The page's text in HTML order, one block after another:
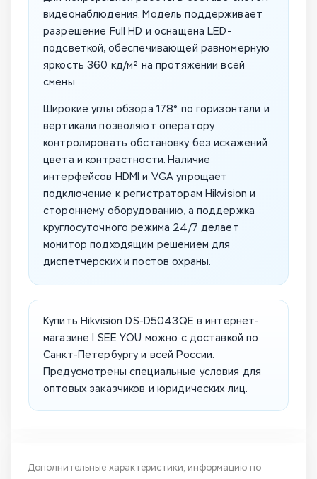
видеонаблюдения. Модель поддерживает
разрешение Full HD и оснащена LED-
подсветкой, обеспечивающей равномерную
яркость 360 кд/м² на протяжении всей
смены.
Широкие углы обзора 178° по горизонтали и
вертикали позволяют оператору
контролировать обстановку без искажений
цвета и контрастности. Наличие
интерфейсов HDMI и VGA упрощает
подключение к регистраторам Hikvision и
стороннему оборудованию, а поддержка
круглосуточного режима 24/7 делает
монитор подходящим решением для
диспетчерских и постов охраны.
Купить Hikvision DS-D5043QE в интернет-
магазине I SEE YOU можно с доставкой по
Санкт-Петербургу и всей России.
Предусмотрены специальные условия для
оптовых заказчиков и юридических лиц.
Дополнительные характеристики, информацию по